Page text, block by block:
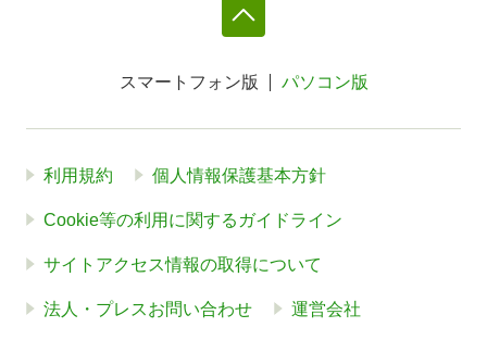
スマートフォン版 パソコン版
利用規約 個人情報保護基本方針
Cookie等の利用に関するガイドライン
サイトアクセス情報の取得について
法人・プレスお問い合わせ 運営会社